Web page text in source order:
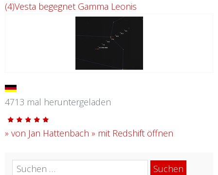
(4)Vesta begegnet Gamma Leonis
4713 mal heruntergeladen
» von Jan Hattenbach » mit Redshift öffnen
Suchen